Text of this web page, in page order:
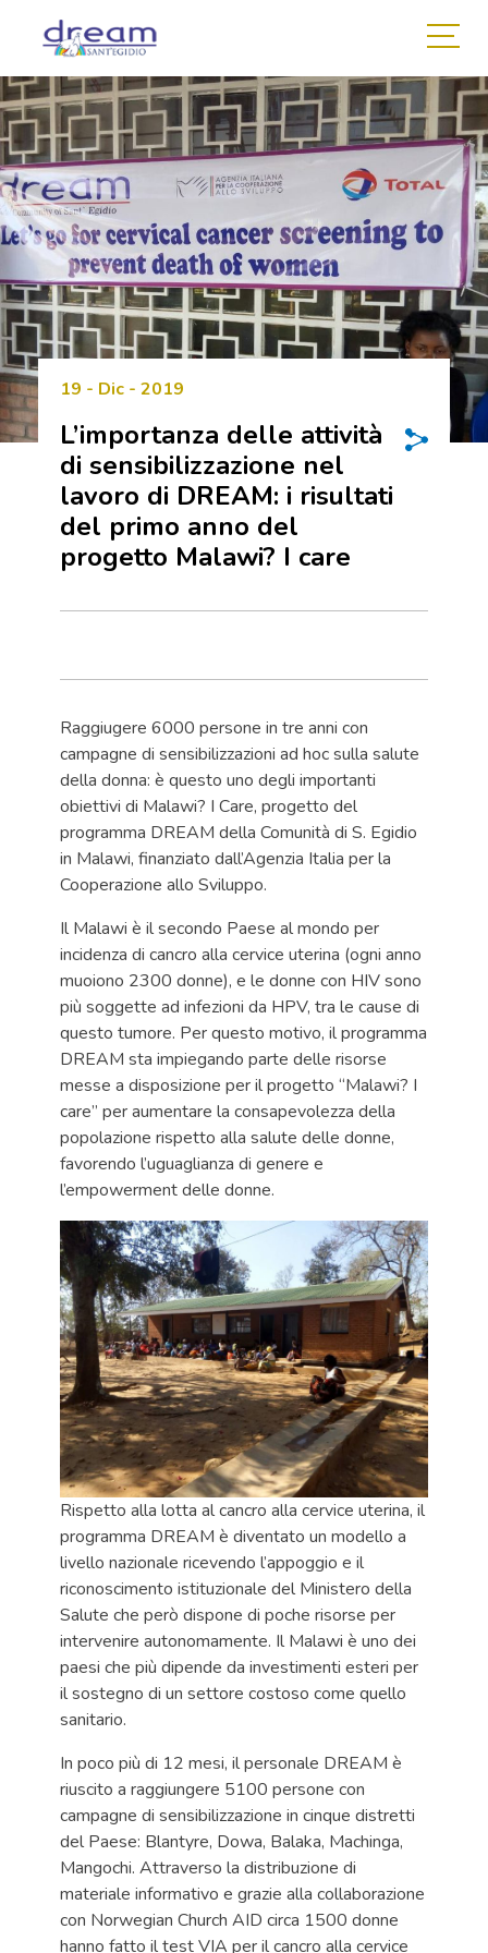
19 - Dic - 2019
L’importanza delle attività
di sensibilizzazione nel
lavoro di DREAM: i risultati
del primo anno del
progetto Malawi? I care
Raggiugere 6000 persone in tre anni con
campagne di sensibilizzazioni ad hoc sulla salute
della donna: è questo uno degli importanti
obiettivi di Malawi? I Care, progetto del
programma DREAM della Comunità di S. Egidio
in Malawi, finanziato dall’Agenzia Italia per la
Cooperazione allo Sviluppo.
Il Malawi è il secondo Paese al mondo per
incidenza di cancro alla cervice uterina (ogni anno
muoiono 2300 donne), e le donne con HIV sono
più soggette ad infezioni da HPV, tra le cause di
questo tumore. Per questo motivo, il programma
DREAM sta impiegando parte delle risorse
messe a disposizione per il progetto “Malawi? I
care” per aumentare la consapevolezza della
popolazione rispetto alla salute delle donne,
favorendo l’uguaglianza di genere e
l’empowerment delle donne.
Rispetto alla lotta al cancro alla cervice uterina, il
programma DREAM è diventato un modello a
livello nazionale ricevendo l’appoggio e il
riconoscimento istituzionale del Ministero della
Salute che però dispone di poche risorse per
intervenire autonomamente. Il Malawi è uno dei
paesi che più dipende da investimenti esteri per
il sostegno di un settore costoso come quello
sanitario.
In poco più di 12 mesi, il personale DREAM è
riuscito a raggiungere 5100 persone con
campagne di sensibilizzazione in cinque distretti
del Paese: Blantyre, Dowa, Balaka, Machinga,
Mangochi. Attraverso la distribuzione di
materiale informativo e grazie alla collaborazione
con Norwegian Church AID circa 1500 donne
hanno fatto il test VIA per il cancro alla cervice